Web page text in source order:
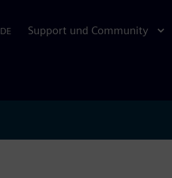
DE Support und Community